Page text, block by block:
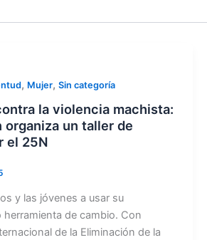
, Mujer, Sin categoría
la violencia machista:
organiza un taller de
el 25N
y las jóvenes a usar su
de cambio. Con
de la Eliminación de la